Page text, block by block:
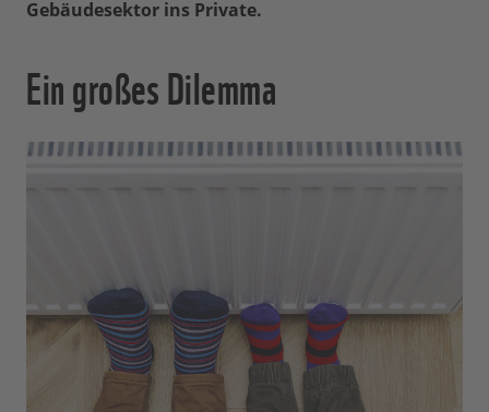
Gebäudesektor ins Private.
Ein großes Dilemma